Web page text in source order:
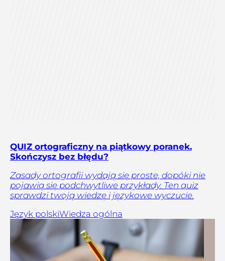
QUIZ ortograficzny na piątkowy poranek.
Skończysz bez błędu?
Zasady ortografii wydają się proste, dopóki nie
pojawią się podchwytliwe przykłady. Ten quiz
sprawdzi twoją wiedzę i językowe wyczucie.
Język polskiWiedza ogólna